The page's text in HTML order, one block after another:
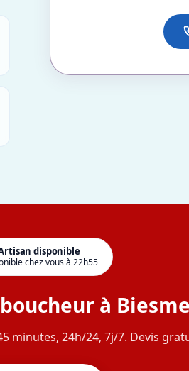
disponible
chez vous à 22h55
à
minutes, 24h/24, 7j/7. Devis